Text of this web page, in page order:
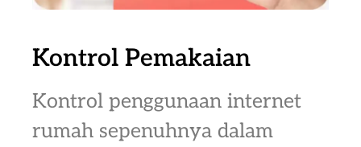
Kontrol Pemakaian
Kontrol penggunaan internet
rumah sepenuhnya dalam